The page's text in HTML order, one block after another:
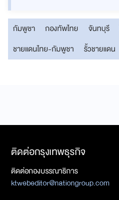
กัมพูชา กองทัพไทย จันทบุรี
ชายแดนไทย-กัมพูชา
รั้วชายแดน
ติดต่อกรุงเทพธุรกิจ
ติดต่อกองบรรณาธิการ
ktwebeditor@nationgroup.com